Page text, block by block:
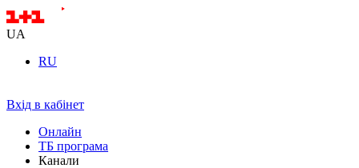
UA
RU
Вхід в кабінет
Онлайн
ТБ програма
Канали